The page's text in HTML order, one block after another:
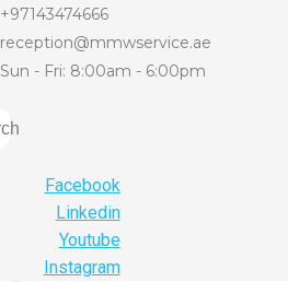
+97143474666
reception@mmwservice.ae
Sun - Fri: 8:00am - 6:00pm
Facebook
Linkedin
Youtube
Instagram